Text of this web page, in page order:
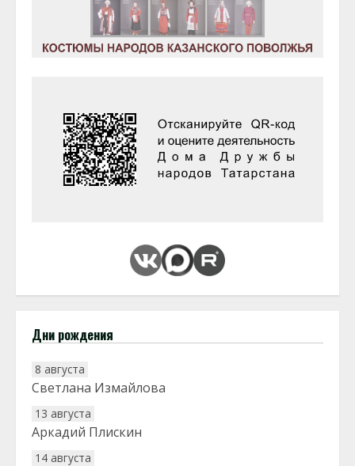
Дни рождения
8 августа
Светлана Измайлова
13 августа
Аркадий Плискин
14 августа